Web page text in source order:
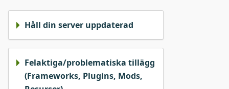
Håll din server uppdaterad
Felaktiga/problematiska tillägg
(Frameworks, Plugins, Mods,